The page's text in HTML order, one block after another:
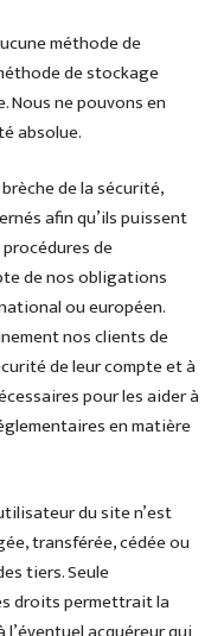
méthode de
de stockage
Nous ne pouvons en
absolue.
de la sécurité,
afin qu’ils puissent
de
de nos obligations
ou européen.
nos clients de
de leur compte et à
pour les aider à
en matière
du site n’est
transférée, cédée ou
tiers. Seule
droits permettrait la